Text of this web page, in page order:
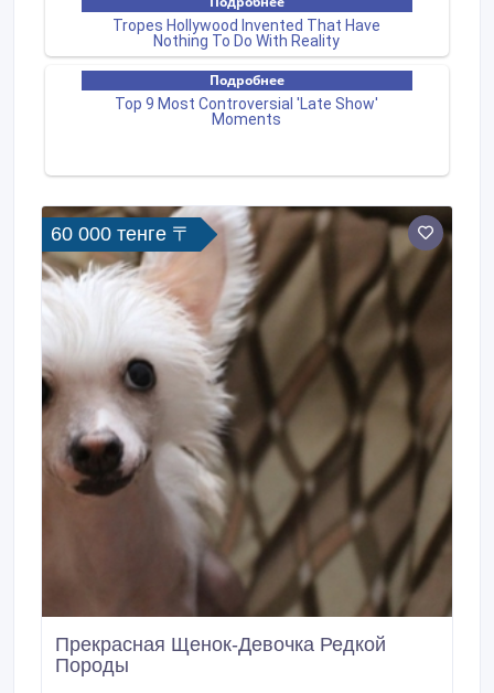
60 000 тенге 〒
Прекрасная Щенок-Девочка Редкой
Породы